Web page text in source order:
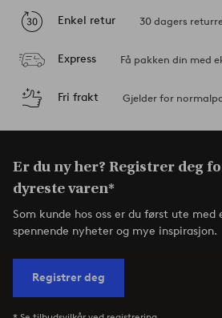
Enkel retur 30 dagers
Express Få pakken din med
Fri frakt Gjelder for
Er du ny her? Registrer deg
dyreste varen*
Som kunde hos oss er du først ute med
spennende nyheter og mye inspirasjon.
Registrer deg